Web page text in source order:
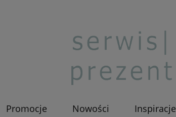
Promocje Nowości Inspiracje